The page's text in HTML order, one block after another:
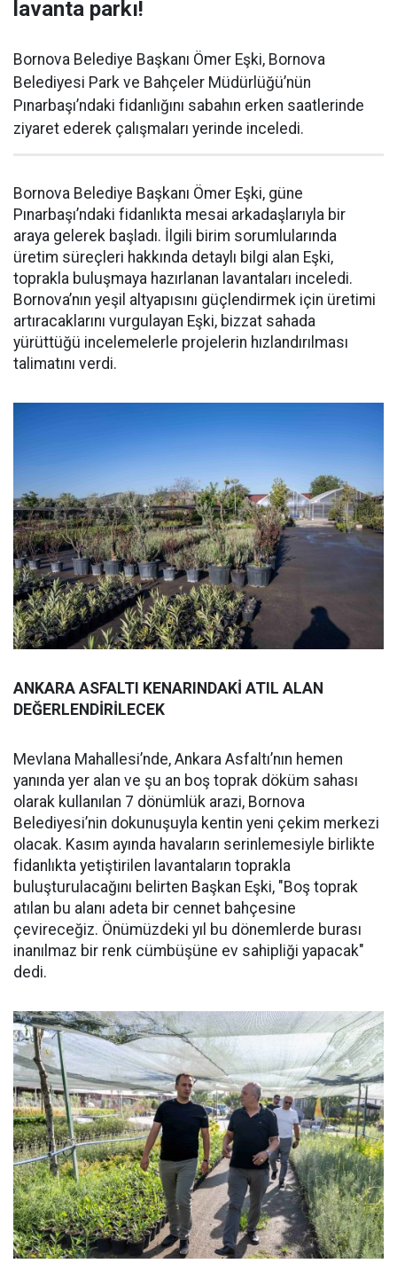
lavanta parkı!
Bornova Belediye Başkanı Ömer Eşki, Bornova
Belediyesi Park ve Bahçeler Müdürlüğü’nün
Pınarbaşı’ndaki fidanlığını sabahın erken saatlerinde
ziyaret ederek çalışmaları yerinde inceledi.
Bornova Belediye Başkanı Ömer Eşki, güne
Pınarbaşı’ndaki fidanlıkta mesai arkadaşlarıyla bir
araya gelerek başladı. İlgili birim sorumlularında
üretim süreçleri hakkında detaylı bilgi alan Eşki,
toprakla buluşmaya hazırlanan lavantaları inceledi.
Bornova’nın yeşil altyapısını güçlendirmek için üretimi
artıracaklarını vurgulayan Eşki, bizzat sahada
yürüttüğü incelemelerle projelerin hızlandırılması
talimatını verdi.
ANKARA ASFALTI KENARINDAKİ ATIL ALAN
DEĞERLENDİRİLECEK
Mevlana Mahallesi’nde, Ankara Asfaltı’nın hemen
yanında yer alan ve şu an boş toprak döküm sahası
olarak kullanılan 7 dönümlük arazi, Bornova
Belediyesi’nin dokunuşuyla kentin yeni çekim merkezi
olacak. Kasım ayında havaların serinlemesiyle birlikte
fidanlıkta yetiştirilen lavantaların toprakla
buluşturulacağını belirten Başkan Eşki, "Boş toprak
atılan bu alanı adeta bir cennet bahçesine
çevireceğiz. Önümüzdeki yıl bu dönemlerde burası
inanılmaz bir renk cümbüşüne ev sahipliği yapacak"
dedi.